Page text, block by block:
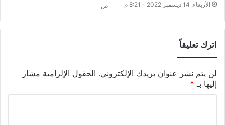
الأربعاء, 14 ديسمبر 2022 - 8:21 م
ص
اترك تعليقاً
لن يتم نشر عنوان بريدك الإلكتروني. الحقول الإلزامية مشار
إليها بـ *